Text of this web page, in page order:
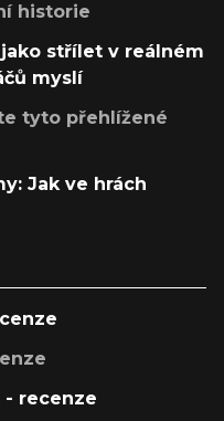
historie
střílet v reálném
myslí
tyto přehlížené
Jak ve hrách
- recenze